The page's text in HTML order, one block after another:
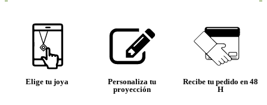
Elige tu joya
Personaliza tu
proyección
Recibe tu pedido en 48
H